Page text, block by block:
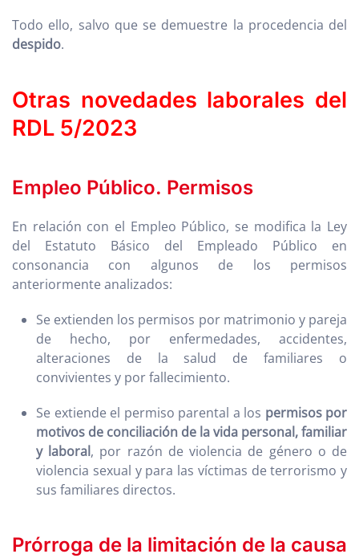
Todo ello, salvo que se demuestre la procedencia del
despido.
Otras novedades laborales del
RDL 5/2023
Empleo Público. Permisos
En relación con el Empleo Público, se modifica la Ley
del Estatuto Básico del Empleado Público en
consonancia con algunos de los permisos
anteriormente analizados:
Se extienden los permisos por matrimonio y pareja
de hecho, por enfermedades, accidentes,
alteraciones de la salud de familiares o
convivientes y por fallecimiento.
Se extiende el permiso parental a los permisos por
motivos de conciliación de la vida personal, familiar
y laboral, por razón de violencia de género o de
violencia sexual y para las víctimas de terrorismo y
sus familiares directos.
Prórroga de la limitación de la causa